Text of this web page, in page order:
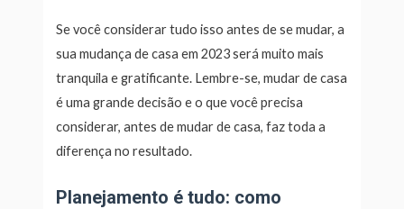
Se você considerar tudo isso antes de se mudar, a
sua mudança de casa em 2023 será muito mais
tranquila e gratificante. Lembre-se, mudar de casa
é uma grande decisão e o que você precisa
considerar, antes de mudar de casa, faz toda a
diferença no resultado.
Planejamento é tudo: como